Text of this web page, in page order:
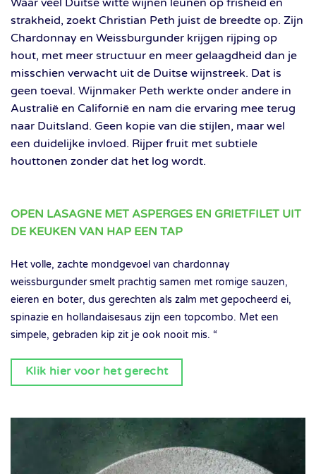
strakheid, zoekt Christian Peth juist de breedte op. Zijn
Chardonnay en Weissburgunder krijgen rijping op
hout, met meer structuur en meer gelaagdheid dan je
misschien verwacht uit de Duitse wijnstreek. Dat is
geen toeval. Wijnmaker Peth werkte onder andere in
Australië en Californië en nam die ervaring mee terug
naar Duitsland. Geen kopie van die stijlen, maar wel
een duidelijke invloed. Rijper fruit met subtiele
houttonen zonder dat het log wordt.
OPEN LASAGNE MET ASPERGES EN GRIETFILET UIT
DE KEUKEN VAN HAP EEN TAP
Het volle, zachte mondgevoel van chardonnay
weissburgunder smelt prachtig samen met romige sauzen,
eieren en boter, dus gerechten als zalm met gepocheerd ei,
spinazie en hollandaisesaus zijn een topcombo. Met een
simpele, gebraden kip zit je ook nooit mis. “
Klik hier voor het gerecht